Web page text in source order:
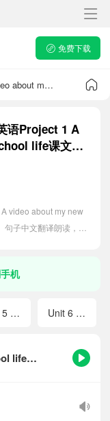
免费下载
牛津译林版七年级上册Project 1 A video about my new school life课文音频
语Project 1 A
life课文音
video about my new
子中文翻译朗读，听
机
Project 1 A video about my new school life-课文听力音频
Unit 5 A healthy lifestyle Unit 6 My clothes, my style